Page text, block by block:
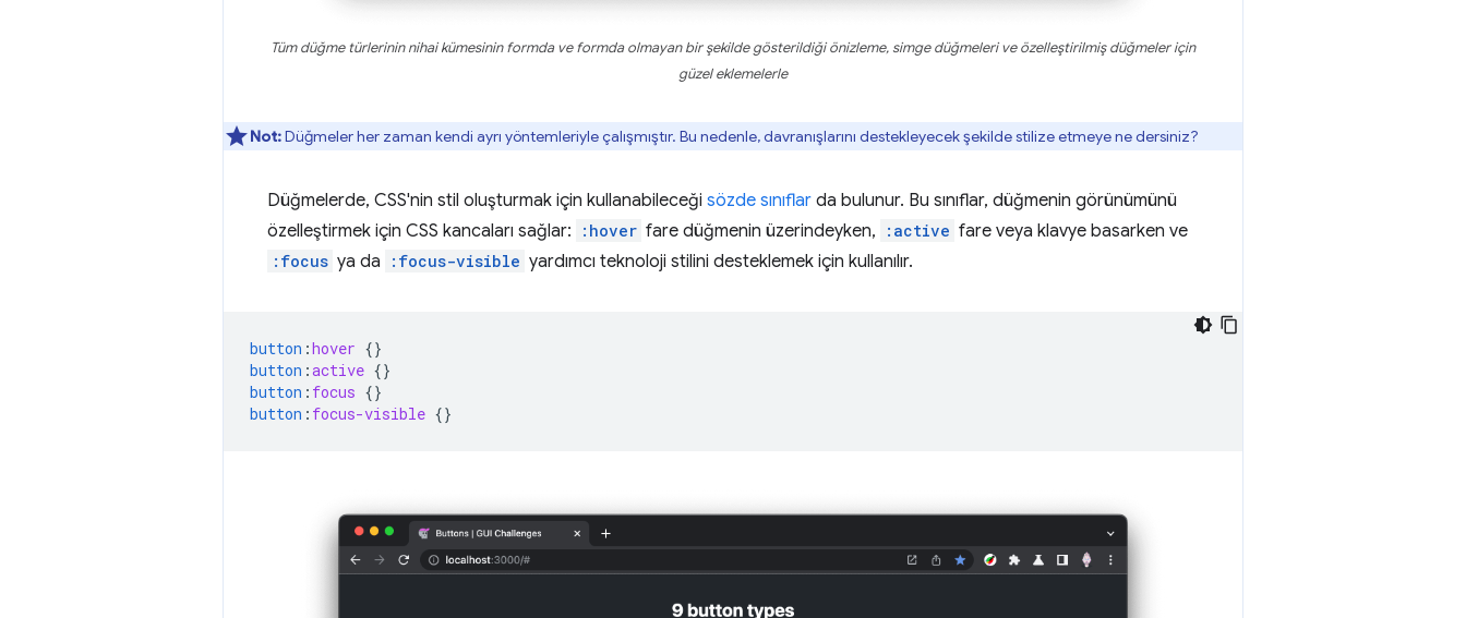
Tüm düğme türlerinin nihai kümesinin formda ve formda olmayan bir şekilde gösterildiği önizleme, simge düğmeleri ve özelleştirilmiş düğmeler için
güzel eklemelerle
Not:Düğmeler her zaman kendi ayrı yöntemleriyle çalışmıştır. Bu nedenle, davranışlarını destekleyecek şekilde stilize etmeye ne dersiniz?
Düğmelerde, CSS'nin stil oluşturmak için kullanabileceği sözde sınıflar da bulunur. Bu sınıflar, düğmenin görünümünü
özelleştirmek için CSS kancaları sağlar:
:hover fare düğmenin üzerindeyken, :active fare veya klavye basarken ve
:focus ya da :focus-visible yardımcı teknoloji stilini desteklemek için kullanılır.
button :hover {}
button :active {}
button : focus {}
button : focus-visible {}